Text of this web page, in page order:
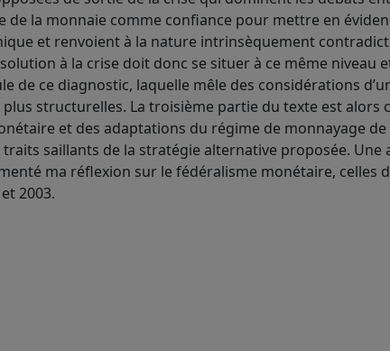
la monnaie comme confiance pour mettre en
et renvoient à la nature intrinsèquement
à la crise doit donc se situer à ce même niveau
de ce diagnostic, laquelle mêle des considérations
structurelles. La troisième partie du texte est alors
et des adaptations du régime de monnayage de
saillants de la stratégie alternative proposée. Une
ma réflexion sur le fédéralisme monétaire, celles
2003.